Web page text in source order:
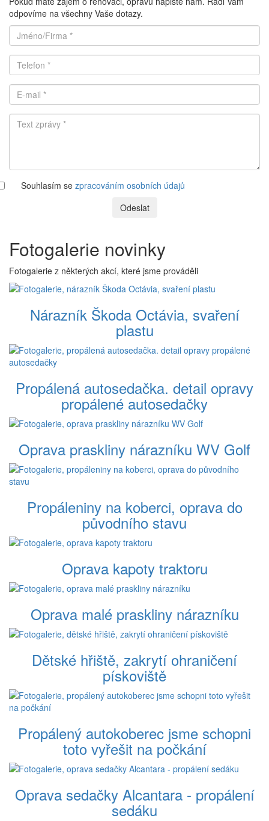
odpovíme na všechny Vaše dotazy.
Souhlasím se zpracováním osobních údajů
Odeslat
Fotogalerie novinky
Fotogalerie z některých akcí, které jsme prováděli
Nárazník Škoda Octávia, svaření
plastu
Propálená autosedačka. detail opravy
propálené autosedačky
Oprava praskliny nárazníku WV Golf
Propáleniny na koberci, oprava do
původního stavu
Oprava kapoty traktoru
Oprava malé praskliny nárazníku
Dětské hřiště, zakrytí ohraničení
pískoviště
Propálený autokoberec jsme schopni
toto vyřešit na počkání
Oprava sedačky Alcantara - propálení
sedáku